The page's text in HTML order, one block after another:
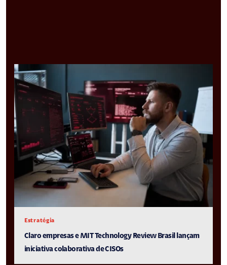
Estratégia
Claro empresas e MIT Technology Review Brasil lançam
iniciativa colaborativa de CISOs